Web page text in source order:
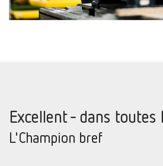
Excellent - dans toutes
L'Champion bref